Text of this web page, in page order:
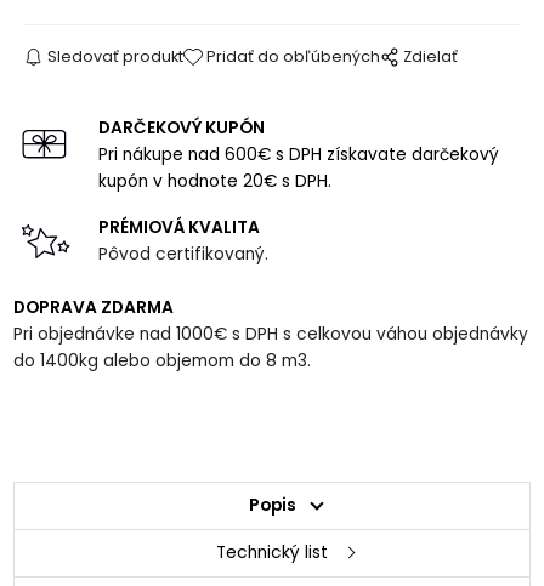
Sledovať produkt Pridať do obľúbených Zdielať
DARČEKOVÝ KUPÓN
Pri nákupe nad 600€ s DPH získavate darčekový
kupón v hodnote 20€ s DPH.
PRÉMIOVÁ KVALITA
Pôvod certifikovaný.
DOPRAVA ZDARMA
Pri objednávke nad 1000€ s DPH s celkovou váhou objednávky
do 1400kg alebo objemom do 8 m3.
Popis
Technický list